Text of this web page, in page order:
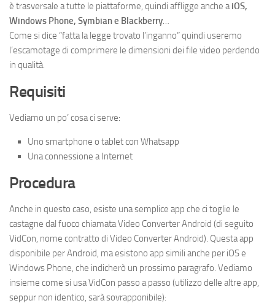
è trasversale a tutte le piattaforme, quindi affligge anche aiOS,
Windows Phone, Symbian e Blackberry…
Come si dice “fatta la legge trovato l’inganno” quindi useremo
l’escamotage di comprimere le dimensioni dei file video perdendo
in qualità.
Requisiti
Vediamo un po’ cosa ci serve:
Uno smartphone o tablet con Whatsapp
Una connessione a Internet
Procedura
Anche in questo caso, esiste una semplice app che ci toglie le
castagne dal fuoco chiamata Video Converter Android (di seguito
VidCon, nome contratto di Video Converter Android). Questa app
disponibile per Android, ma esistono app simili anche per iOS e
Windows Phone, che indicherò un prossimo paragrafo. Vediamo
insieme come si usa VidCon passo a passo (utilizzo delle altre app,
seppur non identico, sarà sovrapponibile):